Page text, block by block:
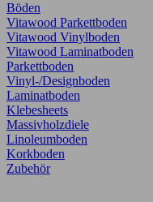
Böden
Vitawood Parkettboden
Vitawood Vinylboden
Vitawood Laminatboden
Parkettboden
Vinyl-/Designboden
Laminatboden
Klebesheets
Massivholzdiele
Linoleumboden
Korkboden
Zubehör